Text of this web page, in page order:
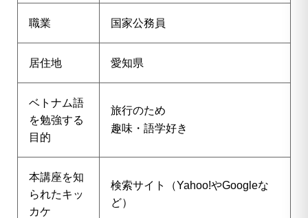
職業 国家公務員
居住地 愛知県
ベトナム語
を勉強する
目的
旅行のため
趣味・語学好き
本講座を知
られたキッ
カケ
検索サイト（Yahoo!やGoogleな
ど）